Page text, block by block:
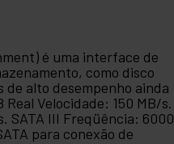
é uma interface de
como disco
de alto desempenho ainda
Velocidade: 150 MB/s.
SATA III Freqüência: 6000
para conexão de